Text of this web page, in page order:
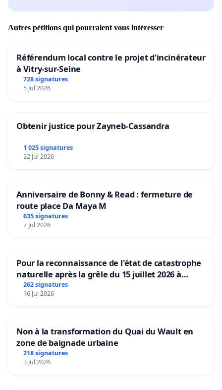
Autres pétitions qui pourraient vous intéresser
Référendum local contre le projet d'incinérateur
à Vitry-sur-Seine
728 signatures
5 Jul 2026
Obtenir justice pour Zayneb-Cassandra
1 025 signatures
22 Jul 2026
Anniversaire de Bonny & Read : fermeture de
route place Da Maya M
635 signatures
7 Jul 2026
Pour la reconnaissance de l'état de catastrophe
naturelle après la grêle du 15 juillet 2026 à
Aubenas et ses alentours
262 signatures
16 Jul 2026
Non à la transformation du Quai du Wault en
zone de baignade urbaine
218 signatures
3 Jul 2026